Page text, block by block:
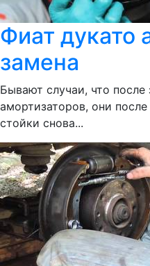
Фиат дукато
замена
Бывают случаи, что после
амортизаторов, они
стойки снова...